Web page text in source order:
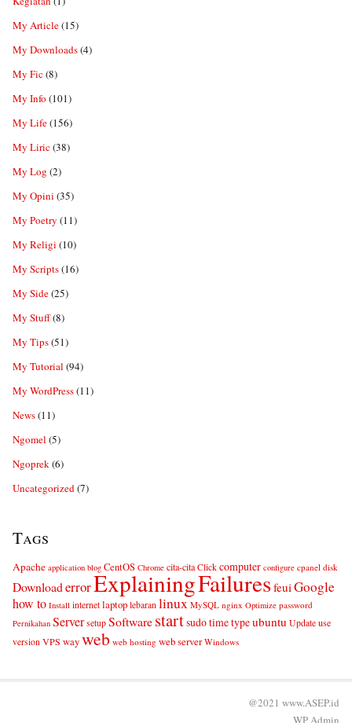
My Article(15)
My Downloads(4)
My Fic(8)
My Info (101)
My Life(156)
My Liric(38)
My Log (2)
My Opini (35)
My Poetry (11)
My Religi (10)
My Scripts(16)
My Side(25)
My Stuff(8)
My Tips(51)
My Tutorial (94)
My WordPress(11)
News(11)
Ngomel (5)
Ngoprek(6)
Uncategorized(7)
Tags
Apache application blog CentOS Chrome cita-cita Click computer configure cpanel disk
DownloaderrorExplainingFailuresfeuiGoogle
how to Install internet laptop lebaran linux MySQL nginx Optimize password
Pernikahan Server setup Softwarestartsudotimetypeubuntu Update use
version VPS wayweb web hosting web server Windows
@2021 www.ASEP.id
WP Admin